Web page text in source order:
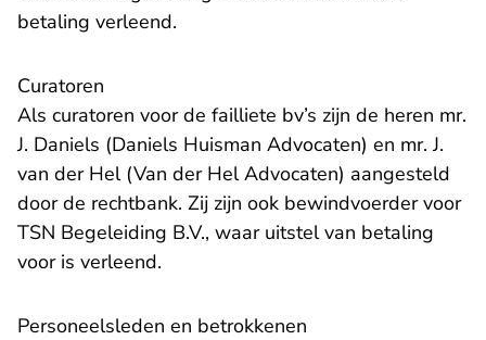
betaling verleend.
Curatoren
Als curatoren voor de failliete bv’s zijn de heren mr.
J. Daniels (Daniels Huisman Advocaten) en mr. J.
van der Hel (Van der Hel Advocaten) aangesteld
door de rechtbank. Zij zijn ook bewindvoerder voor
TSN Begeleiding B.V., waar uitstel van betaling
voor is verleend.
Personeelsleden en betrokkenen